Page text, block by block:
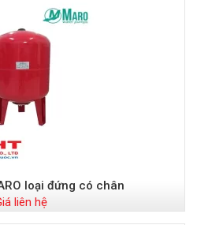
loại đứng có chân
liên hệ